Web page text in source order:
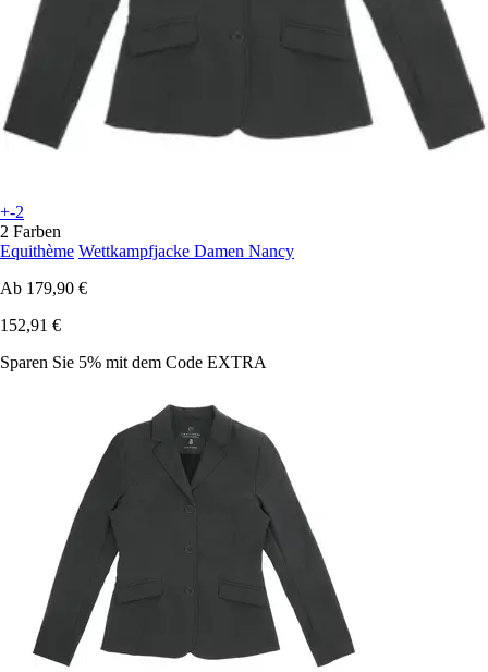
+-2
2 Farben
Equithème Wettkampfjacke Damen Nancy
Ab 179,90 €
152,91 €
Sparen Sie 5% mit dem Code EXTRA